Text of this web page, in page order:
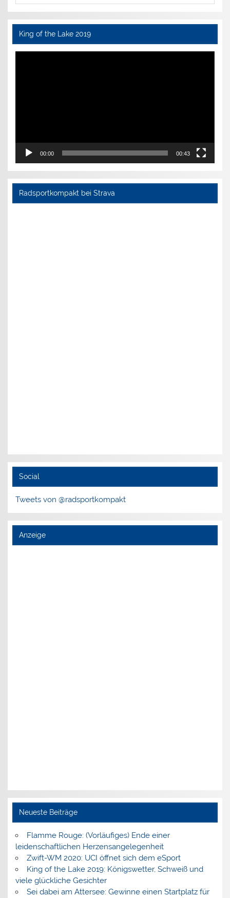
King of the Lake 2019
Video-
00:00 00:43
Radsportkompakt bei Strava
Social
Tweets von @radsportkompakt
Anzeige
Neueste Beiträge
Flamme Rouge: (Vorläufiges) Ende einer
leidenschaftlichen Herzensangelegenheit
Zwift-WM 2020: UCI öffnet sich dem eSport
King of the Lake 2019: Königswetter, Schweiß und
viele glückliche Gesichter
Sei dabei am Attersee: Gewinne einen Startplatz für